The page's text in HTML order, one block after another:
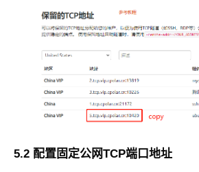
5.2 配置固定公网TCP端口地址